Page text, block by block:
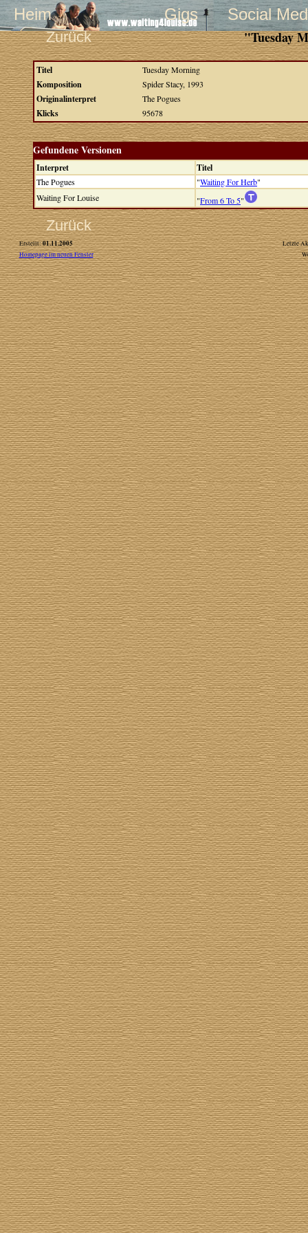
Heim Gigs Social
Zurück "Tuesday
Titel Tuesday Morning
Komposition Spider Stacy, 1993
Originalinterpret The Pogues
Klicks 95678
Gefundene Versionen
Interpret Titel
The Pogues "Waiting For Herb"
Waiting For Louise
"From 6 To 5"
Zurück
Erstellt:01.11.2005
Letzte
Homepage im neuen Fenster